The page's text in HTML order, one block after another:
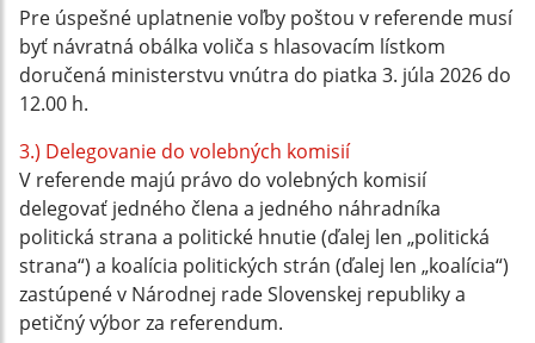
Pre úspešné uplatnenie voľby poštou v referende musí
byť návratná obálka voliča s hlasovacím lístkom
doručená ministerstvu vnútra do piatka 3. júla 2026 do
12.00 h.
3.) Delegovanie do volebných komisií
V referende majú právo do volebných komisií
delegovať jedného člena a jedného náhradníka
politická strana a politické hnutie (ďalej len „politická
strana“) a koalícia politických strán (ďalej len „koalícia“)
zastúpené v Národnej rade Slovenskej republiky a
petičný výbor za referendum.